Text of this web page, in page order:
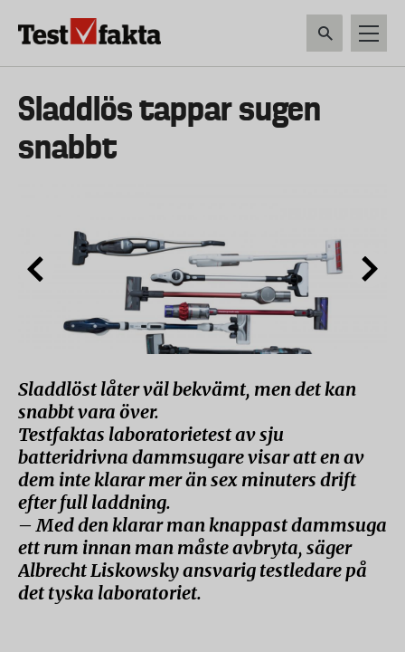
Huvudmeny
ny
Sladdlös tappar sugen
snabbt
Sladdlöst låter väl bekvämt, men det kan
snabbt vara över.
Testfaktas laboratorietest av sju
batteridrivna dammsugare visar att en av
dem inte klarar mer än sex minuters drift
efter full laddning.
– Med den klarar man knappast dammsuga
ett rum innan man måste avbryta, säger
Albrecht Liskowsky ansvarig testledare på
det tyska laboratoriet.